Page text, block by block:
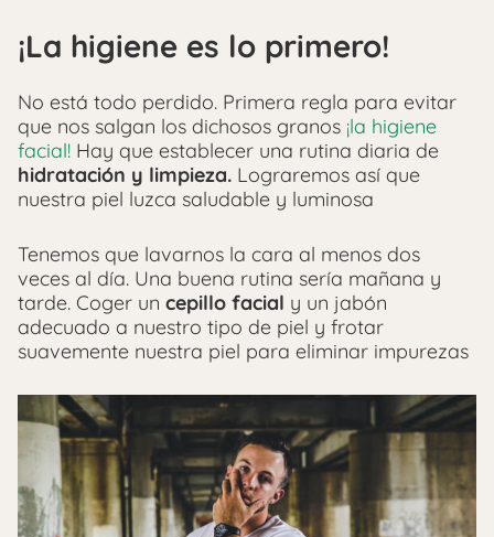
¡La higiene es lo primero!
No está todo perdido. Primera regla para evitar
que nos salgan los dichosos granos ¡la higiene
facial! Hay que establecer una rutina diaria de
hidratación y limpieza. Lograremos así que
nuestra piel luzca saludable y luminosa
Tenemos que lavarnos la cara al menos dos
veces al día. Una buena rutina sería mañana y
tarde. Coger un cepillo facial y un jabón
adecuado a nuestro tipo de piel y frotar
suavemente nuestra piel para eliminar impurezas